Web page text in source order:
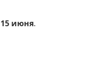
15 июня.